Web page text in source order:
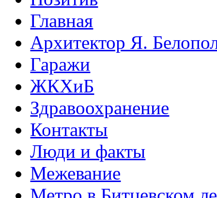
Главная
Архитектор Я.
Гаражи
ЖКХиБ
Здравоохранение
Контакты
Люди и факты
Межевание